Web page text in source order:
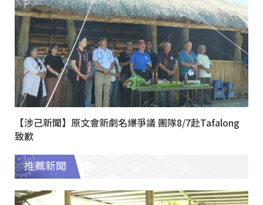
【涉己新聞】原文會新劇名爆爭議 團隊8/7赴Tafalong
致歉
推薦新聞